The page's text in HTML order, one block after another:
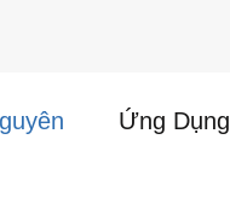
Ứng Dụng